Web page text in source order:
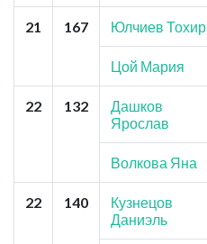
21 167 Юлчиев Тохир
Цой Мария
22 132
Дашков
Ярослав
Волкова Яна
22 140
Кузнецов
Даниэль